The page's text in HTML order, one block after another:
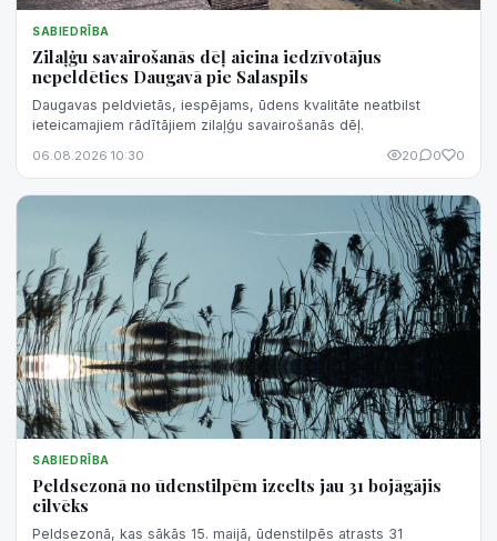
SABIEDRĪBA
Zilaļģu savairošanās dēļ aicina iedzīvotājus
nepeldēties Daugavā pie Salaspils
Daugavas peldvietās, iespējams, ūdens kvalitāte neatbilst
ieteicamajiem rādītājiem zilaļģu savairošanās dēļ.
06.08.2026 10:30 20 0 0
SABIEDRĪBA
Peldsezonā no ūdenstilpēm izcelts jau 31 bojāgājis
cilvēks
Peldsezonā, kas sākās 15. maijā, ūdenstilpēs atrasts 31